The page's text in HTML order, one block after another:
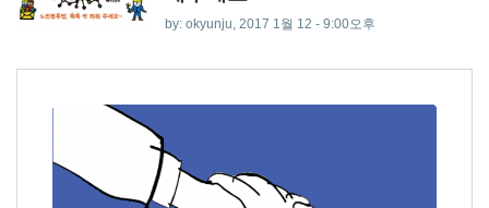
by: okyunju, 2017 1월 12 - 9:00오후